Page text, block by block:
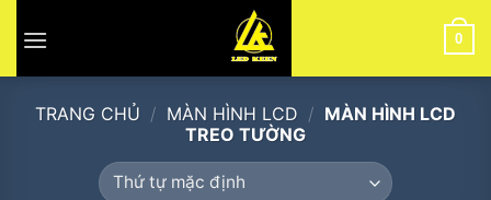
0
TRANG CHỦ / MÀN HÌNH LCD / MÀN HÌNH LCD
TREO TƯỜNG